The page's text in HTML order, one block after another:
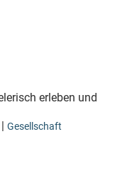
erleben und
| Gesellschaft